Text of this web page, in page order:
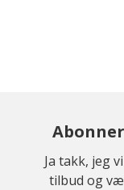
Ja takk, jeg
tilbud og